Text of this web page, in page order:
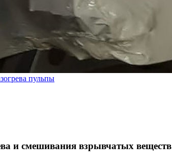
и смешивания взрывчатых веществ